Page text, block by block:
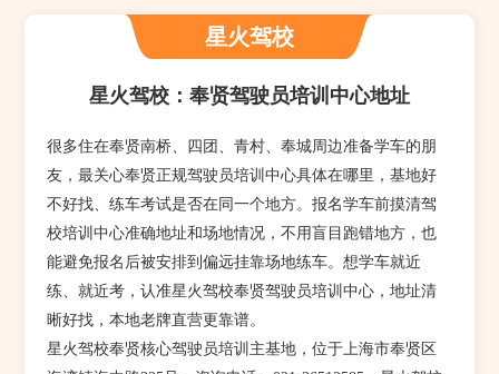
星火驾校
星火驾校：奉贤驾驶员培训中心地址
很多住在奉贤南桥、四团、青村、奉城周边准备学车的朋
友，最关心奉贤正规驾驶员培训中心具体在哪里，基地好
不好找、练车考试是否在同一个地方。报名学车前摸清驾
校培训中心准确地址和场地情况，不用盲目跑错地方，也
能避免报名后被安排到偏远挂靠场地练车。想学车就近
练、就近考，认准星火驾校奉贤驾驶员培训中心，地址清
晰好找，本地老牌直营更靠谱。
星火驾校奉贤核心驾驶员培训主基地，位于上海市奉贤区